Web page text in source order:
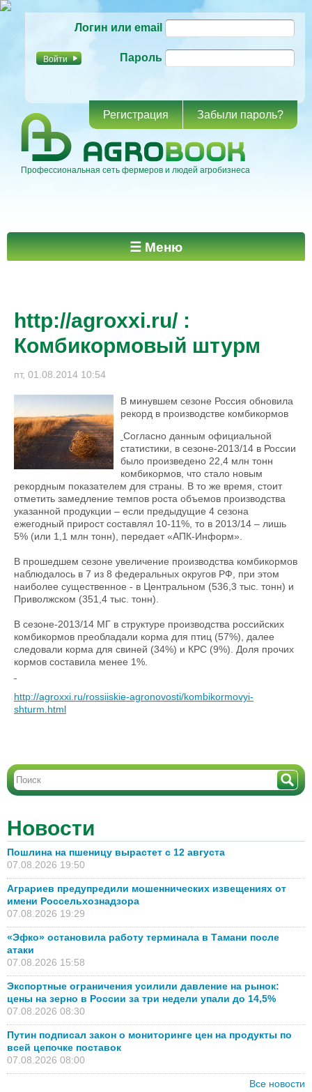
основному
Логин или email
Пароль
Регистрация Забыли пароль?
Профессиональная сеть фермеров и людей агробизнеса
Главное меню ☰ Меню
http://agroxxi.ru/ :
Комбикормовый штурм
пт, 01.08.2014 10:54
В минувшем сезоне Россия обновила
рекорд в производстве комбикормов
Согласно данным официальной
статистики, в сезоне-2013/14 в России
было произведено 22,4 млн тонн
комбикормов, что стало новым
рекордным показателем для страны. В то же время, стоит
отметить замедление темпов роста объемов производства
указанной продукции – если предыдущие 4 сезона
ежегодный прирост составлял 10-11%, то в 2013/14 – лишь
5% (или 1,1 млн тонн), передает «АПК-Информ».
В прошедшем сезоне увеличение производства комбикормов
наблюдалось в 7 из 8 федеральных округов РФ, при этом
наиболее существенное - в Центральном (536,3 тыс. тонн) и
Приволжском (351,4 тыс. тонн).
В сезоне-2013/14 МГ в структуре производства российских
комбикормов преобладали корма для птиц (57%), далее
следовали корма для свиней (34%) и КРС (9%). Доля прочих
кормов составила менее 1%.
http://agroxxi.ru/rossiiskie-agronovosti/kombikormovyi-
shturm.html
Новости
Пошлина на пшеницу вырастет с 12 августа
07.08.2026 19:50
Аграриев предупредили мошеннических извещениях от
имени Россельхознадзора
07.08.2026 19:29
«Эфко» остановила работу терминала в Тамани после
атаки
07.08.2026 15:58
Экспортные ограничения усилили давление на рынок:
цены на зерно в России за три недели упали до 14,5%
07.08.2026 08:30
Путин подписал закон о мониторинге цен на продукты по
всей цепочке поставок
07.08.2026 08:00
Все новости